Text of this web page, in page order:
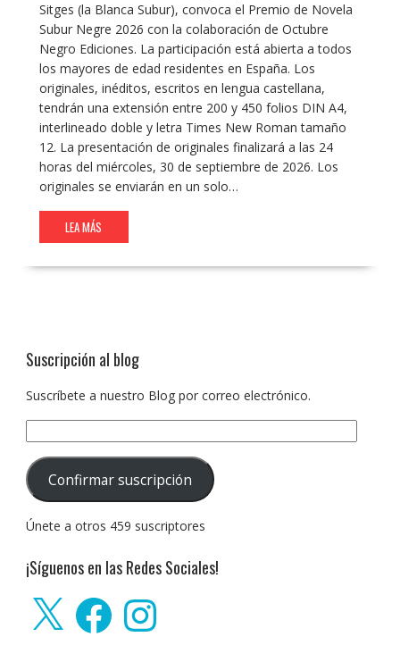
Sitges (la Blanca Subur), convoca el Premio de Novela
Subur Negre 2026 con la colaboración de Octubre
Negro Ediciones. La participación está abierta a todos
los mayores de edad residentes en España. Los
originales, inéditos, escritos en lengua castellana,
tendrán una extensión entre 200 y 450 folios DIN A4,
interlineado doble y letra Times New Roman tamaño
12. La presentación de originales finalizará a las 24
horas del miércoles, 30 de septiembre de 2026. Los
originales se enviarán en un solo…
LEA MÁS
Suscripción al blog
Suscríbete a nuestro Blog por correo electrónico.
correo
electrónico:
Confirmar suscripción
Únete a otros 459 suscriptores
¡Síguenos en las Redes Sociales!
FacebookInstagram